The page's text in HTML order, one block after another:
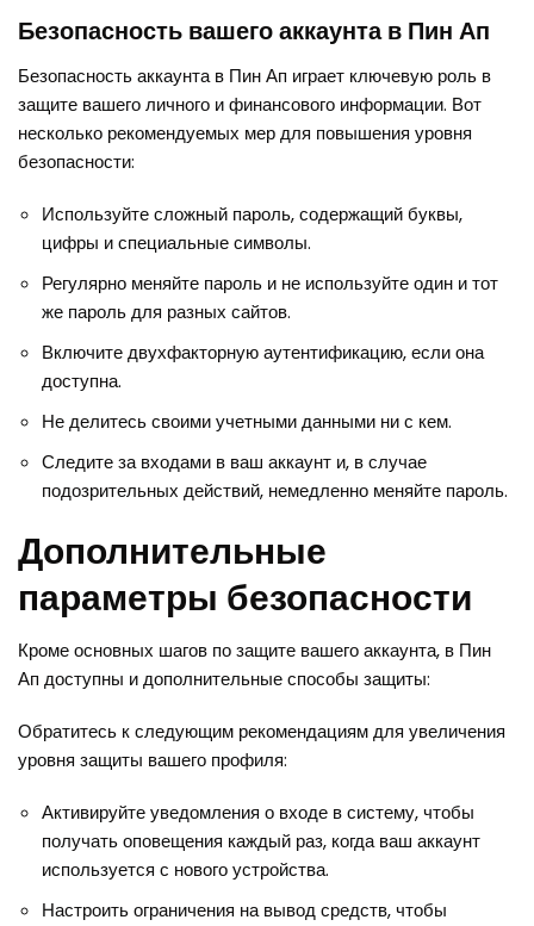
Безопасность вашего аккаунта в Пин Ап
Безопасность аккаунта в Пин Ап играет ключевую роль в
защите вашего личного и финансового информации. Вот
несколько рекомендуемых мер для повышения уровня
безопасности:
Используйте сложный пароль, содержащий буквы,
цифры и специальные символы.
Регулярно меняйте пароль и не используйте один и тот
же пароль для разных сайтов.
Включите двухфакторную аутентификацию, если она
доступна.
Не делитесь своими учетными данными ни с кем.
Следите за входами в ваш аккаунт и, в случае
подозрительных действий, немедленно меняйте пароль.
Дополнительные
параметры безопасности
Кроме основных шагов по защите вашего аккаунта, в Пин
Ап доступны и дополнительные способы защиты:
Обратитесь к следующим рекомендациям для увеличения
уровня защиты вашего профиля:
Активируйте уведомления о входе в систему, чтобы
получать оповещения каждый раз, когда ваш аккаунт
используется с нового устройства.
Настроить ограничения на вывод средств, чтобы